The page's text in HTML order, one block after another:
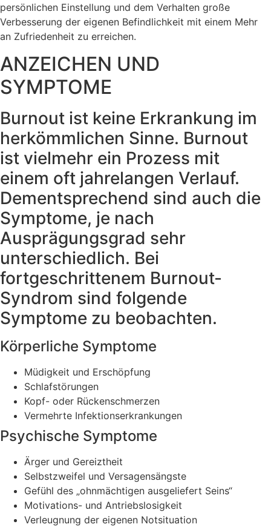
persönlichen Einstellung und dem Verhalten große
Verbesserung der eigenen Befindlichkeit mit einem Mehr
an Zufriedenheit zu erreichen.
ANZEICHEN UND
SYMPTOME
Burnout ist keine Erkrankung im
herkömmlichen Sinne. Burnout
ist vielmehr ein Prozess mit
einem oft jahrelangen Verlauf.
Dementsprechend sind auch die
Symptome, je nach
Ausprägungsgrad sehr
unterschiedlich. Bei
fortgeschrittenem Burnout-
Syndrom sind folgende
Symptome zu beobachten.
Körperliche Symptome
Müdigkeit und Erschöpfung
Schlafstörungen
Kopf- oder Rückenschmerzen
Vermehrte Infektionserkrankungen
Psychische Symptome
Ärger und Gereiztheit
Selbstzweifel und Versagensängste
Gefühl des „ohnmächtigen ausgeliefert Seins“
Motivations- und Antriebslosigkeit
Verleugnung der eigenen Notsituation